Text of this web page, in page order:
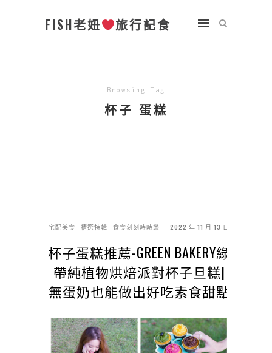
FISH老妞 旅行記食
Browsing Tag
杯子 蛋糕
宅配美食 精選特輯 食食刻刻時時樂 2022 年 11 月 13 日
杯子蛋糕推薦-GREEN BAKERY綠
帶純植物烘焙派對杯子旦糕|
無蛋奶也能做出好吃素食甜點